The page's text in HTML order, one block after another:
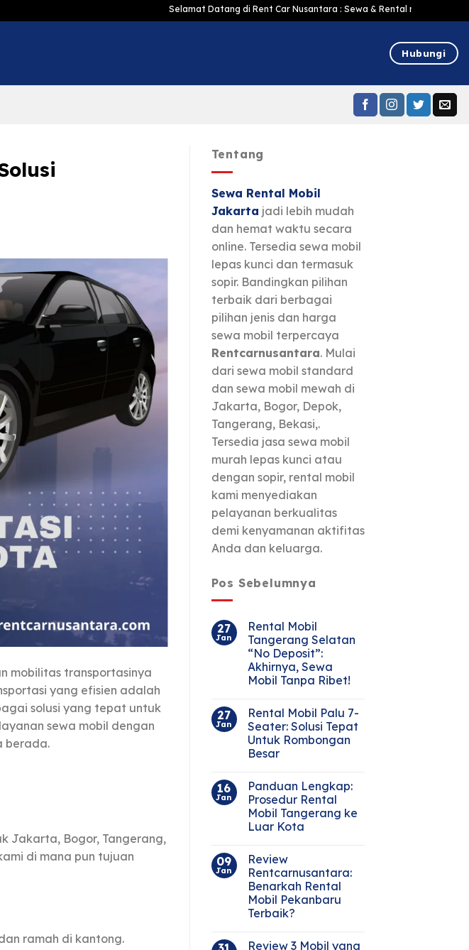
Selamat Datang di Rent Car Nusantara : Sewa & Rental mobil Jakarta Murah
Hubungi
mobilitas transportasinya
yang efisien adalah
solusi yang tepat untuk
sewa mobil dengan
berada.
Jakarta, Bogor, Tangerang,
di mana pun tujuan
ramah di kantong.
Tentang
Sewa Rental Mobil
Jakarta jadi lebih mudah
dan hemat waktu secara
online. Tersedia sewa mobil
lepas kunci dan termasuk
sopir. Bandingkan pilihan
terbaik dari berbagai
pilihan jenis dan harga
sewa mobil terpercaya
Rentcarnusantara. Mulai
dari sewa mobil standard
dan sewa mobil mewah di
Jakarta, Bogor, Depok,
Tangerang, Bekasi,.
Tersedia jasa sewa mobil
murah lepas kunci atau
dengan sopir, rental mobil
kami menyediakan
pelayanan berkualitas
demi kenyamanan aktifitas
Anda dan keluarga.
Pos Sebelumnya
27
Jan
Rental Mobil
Tangerang Selatan
“No Deposit”:
Akhirnya, Sewa
Mobil Tanpa Ribet!
27
Jan
Rental Mobil Palu 7-
Seater: Solusi Tepat
Untuk Rombongan
Besar
16
Jan
Panduan Lengkap:
Prosedur Rental
Mobil Tangerang ke
Luar Kota
09
Jan
Review
Rentcarnusantara:
Benarkah Rental
Mobil Pekanbaru
Terbaik?
Review 3 Mobil yang